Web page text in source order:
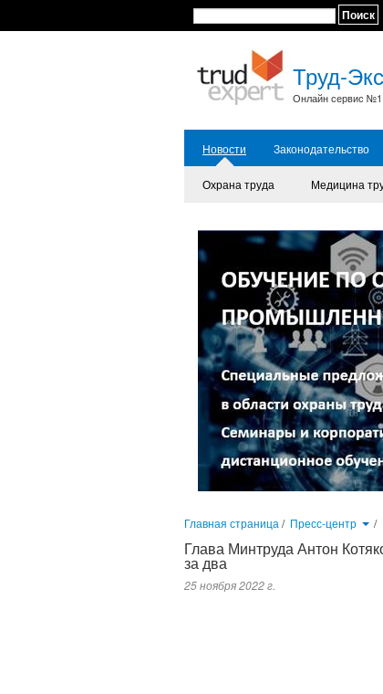
Поиск
Труд-
Онлайн сервис №1
Новости Законодательство
Охрана труда
Медицина
Главная страница / Пресс-центр /
Глава Минтруда Антон
за два
25 ноября 2022 г.